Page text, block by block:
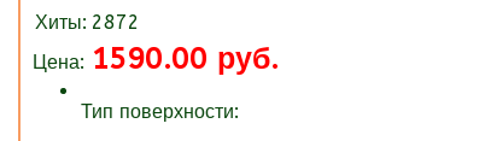
Хиты: 2872
Цена: 1590.00 руб.
Тип поверхности: